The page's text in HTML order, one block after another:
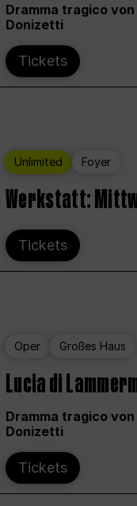
Dramma tragico
Donizetti
Tickets
Unlimited Foyer
Werkstatt:
Tickets
Oper Großes Haus
Lucia di
Dramma tragico
Donizetti
Tickets